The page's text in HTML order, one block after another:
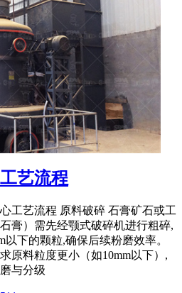
艺流程
工艺流程 原料破碎 石膏矿石或工
膏）需先经颚式破碎机进行粗碎,
以下的颗粒,确保后续粉磨效率。
原料粒度更小（如10mm以下）,
与分级